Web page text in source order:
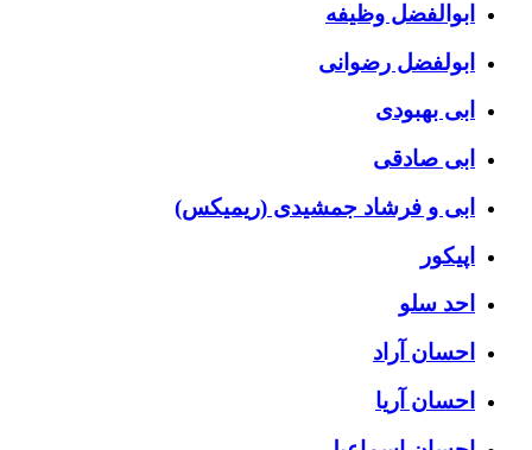
ابوالفضل وظیفه
ابولفضل رضوانی
ابی بهبودی
ابی صادقی
ابی و فرشاد جمشیدی (ریمیکس)
اپیکور
احد سلو
احسان آراد
احسان آریا